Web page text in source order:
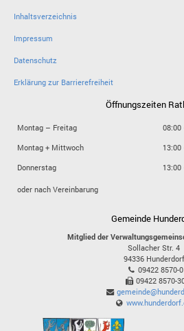
Inhaltsverzeichnis
Impressum
Datenschutz
Erklärung zur Barrierefreiheit
Öffnungszeiten
Montag – Freitag
08:00
Montag + Mittwoch
13:00
Donnerstag
13:00
oder nach Vereinbarung
Gemeinde
Mitglied der
Sollacher Str. 4
94336 Hunderdorf
09422 8570-0
09422 8570-